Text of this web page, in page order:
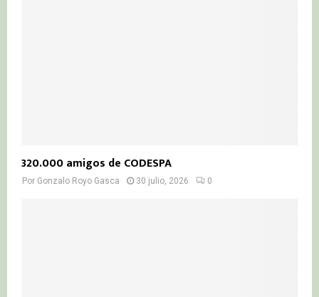
320.000 amigos de CODESPA
Por Gonzalo Royo Gasca 30 julio, 2026 0